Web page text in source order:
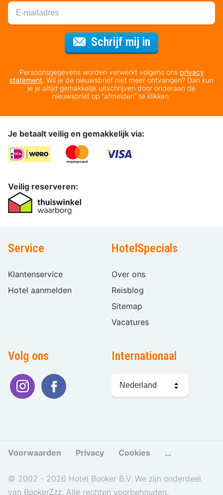
Schrijf mij in
Persoonsgegevens worden verwerkt volgens ons privacy
statement. Wil je de nieuwsbrief niet meer ontvangen? Dan kun
je je altijd gemakkelijk uitschrijven door onderaan de
nieuwsbrief op “afmelden” te klikken.
Je betaalt veilig en gemakkelijk via:
Veilig reserveren:
Service
Klantenservice
Hotel aanmelden
HotelSpecials
Over ons
Reisblog
Sitemap
Vacatures
Volg ons Internationaal
kiezen
Voorwaarden Privacy Cookies Cookies
© 2002 - 2026 Hotel Booker B.V. We zijn onderdeel
van BookerZzz. Alle rechten voorbehouden.